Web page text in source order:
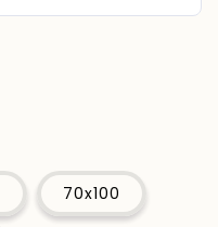
70x100